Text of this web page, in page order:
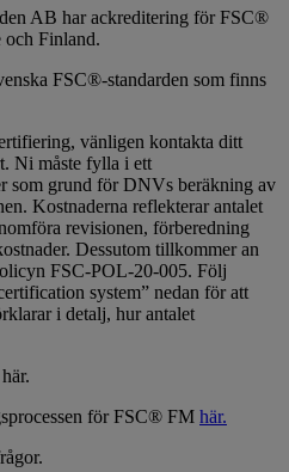
AB har ackreditering för FSC®
och Finland.
FSC®-standarden som finns
vänligen kontakta ditt
Ni måste fylla i ett
som grund för DNVs beräkning av
Kostnaderna reflekterar antalet
revisionen, förberedning
Dessutom tillkommer an
FSC-POL-20-005. Följ
system” nedan för att
i detalj, hur antalet
för FSC® FM här.